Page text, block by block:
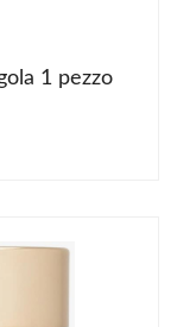
1 pezzo